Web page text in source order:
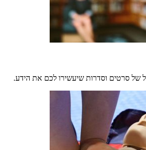
של סרטים וסדרות שיעשירו לכם את הידע.